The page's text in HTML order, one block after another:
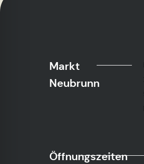
Markt
Neubrunn
Öffnungszeiten